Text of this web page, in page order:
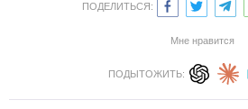
ПОДЕЛИТЬСЯ:
Мне нравится
ПОДЫТОЖИТЬ: